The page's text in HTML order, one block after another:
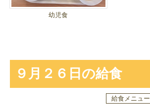
幼児食
９月２６日の給食
給食メニュー